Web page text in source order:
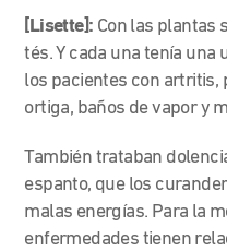
[Lisette]: Con las plantas
tés. Y cada una tenía una
los pacientes con artritis,
ortiga, baños de vapor y
También trataban
espanto, que los
malas energías. Para la
enfermedades tienen